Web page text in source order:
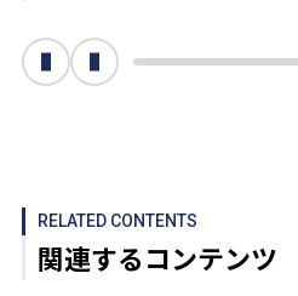
RELATED CONTENTS
関連するコンテンツ